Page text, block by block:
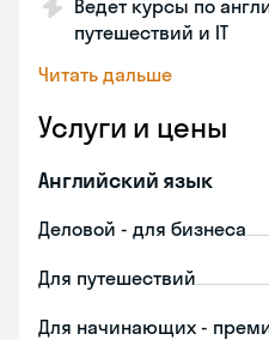
Ведет курсы по
путешествий и IT
Читать дальше
Услуги и цены
Английский язык
Деловой - для бизнеса
Для путешествий
Для начинающих -